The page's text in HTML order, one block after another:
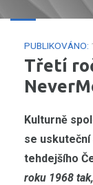
PUBLIKOVÁNO:
Třetí
Kulturně
se
tehdejšího
roku 1968